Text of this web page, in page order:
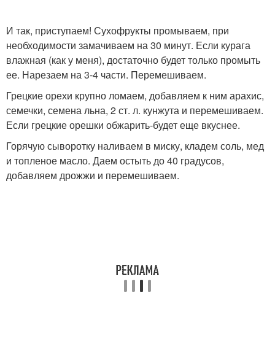
И так, приступаем! Сухофрукты промываем, при
необходимости замачиваем на 30 минут. Если курага
влажная (как у меня), достаточно будет только промыть
ее. Нарезаем на 3-4 части. Перемешиваем.
Грецкие орехи крупно ломаем, добавляем к ним арахис,
семечки, семена льна, 2 ст. л. кунжута и перемешиваем.
Если грецкие орешки обжарить-будет еще вкуснее.
Горячую сыворотку наливаем в миску, кладем соль, мед
и топленое масло. Даем остыть до 40 градусов,
добавляем дрожжи и перемешиваем.